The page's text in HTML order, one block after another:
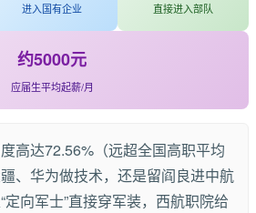
进入国有企业 直接进入部队
约5000元
应届生平均起薪/月
高达72.56%（远超全国高职平均
、华为做技术，还是留阎良进中航
向军士”直接穿军装，西航职院给